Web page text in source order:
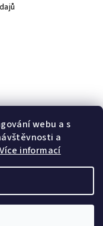
webu a s
a
Více informací
výroba